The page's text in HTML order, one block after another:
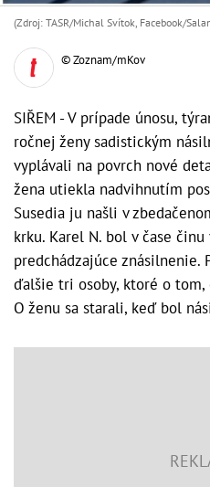
(Zdroj: TASR/Michal Svítok, Facebook/
© Zoznam/mKov
SIŘEM - V prípade únosu,
ročnej ženy sadistickým
vyplávali na povrch nové
žena utiekla nadvihnutím
Susedia ju našli v
krku. Karel N. bol v čase
predchádzajúce
ďalšie tri osoby, ktoré o
O ženu sa starali, keď bol